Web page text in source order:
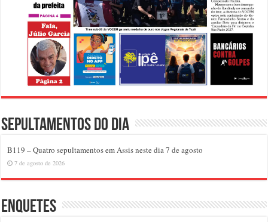
Sepultamentos do dia
B119 – Quatro sepultamentos em Assis neste dia 7 de agosto
7 de agosto de 2026
Enquetes